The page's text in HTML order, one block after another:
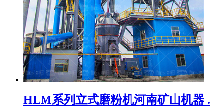
HLM系列立式磨粉机河南矿山机器 .